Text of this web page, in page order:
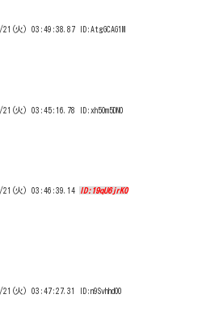
火) 03:49:38.87 ID:AtgGCAG1M
火) 03:45:16.78 ID:xh5Om5DN0
21(火) 03:46:39.14 ID:19qU6jrK0
21(火) 03:47:27.31 ID:n9SvhhdO0